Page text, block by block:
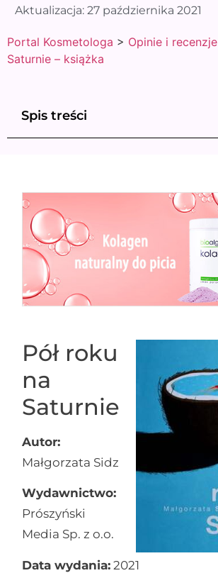
Aktualizacja: 27 października 2021
Portal Kosmetologa > Opinie i recenzje
Saturnie – książka
Spis treści
Pół roku
na
Saturnie
Autor:
Małgorzata Sidz
Wydawnictwo:
Prószyński
Media Sp. z o.o.
Data wydania: 2021